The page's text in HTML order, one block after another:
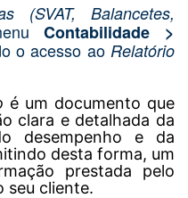
(SVAT, Balancetes,
Contabilidade >
o acesso ao Relatório
é um documento que
clara e detalhada da
desempenho e da
desta forma, um
prestada pelo
seu cliente.